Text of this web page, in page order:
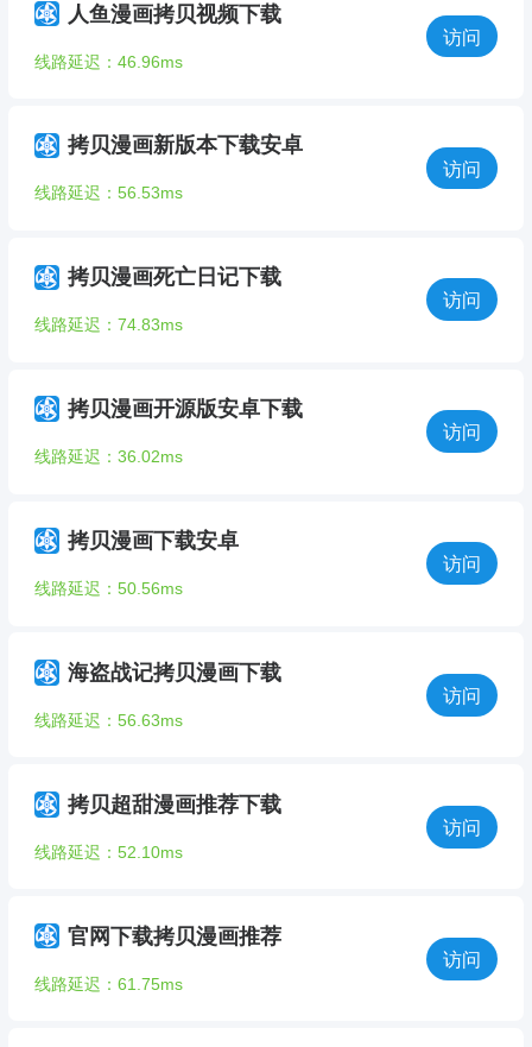
人鱼漫画拷贝视频下载
线路延迟：46.96ms
访问
拷贝漫画新版本下载安卓
线路延迟：56.53ms
访问
拷贝漫画死亡日记下载
线路延迟：74.83ms
访问
拷贝漫画开源版安卓下载
线路延迟：36.02ms
访问
拷贝漫画下载安卓
线路延迟：50.56ms
访问
海盗战记拷贝漫画下载
线路延迟：56.63ms
访问
拷贝超甜漫画推荐下载
线路延迟：52.10ms
访问
官网下载拷贝漫画推荐
线路延迟：61.75ms
访问